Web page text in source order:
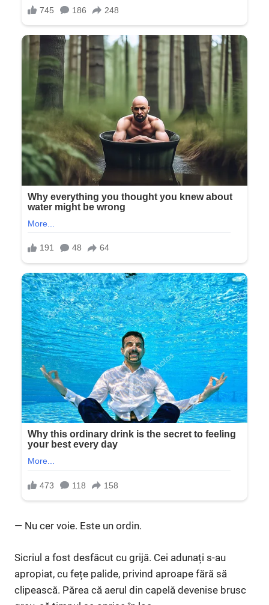
— Nu cer voie. Este un ordin.
Sicriul a fost desfăcut cu grijă. Cei adunați s-au
apropiat, cu fețe palide, privind aproape fără să
clipească. Părea că aerul din capelă devenise brusc